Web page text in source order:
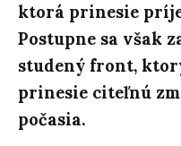
ktorá prinesie
Postupne sa však
studený front,
prinesie citeľnú
počasia.